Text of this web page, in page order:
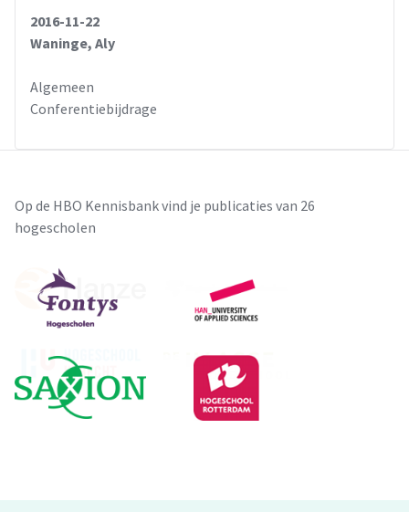
2016-11-22
Waninge, Aly
Algemeen
Conferentiebijdrage
Op de HBO Kennisbank vind je publicaties van 26
hogescholen